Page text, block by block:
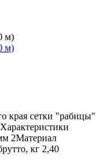
края сетки "рабицы"
2Материал
кг 2,40